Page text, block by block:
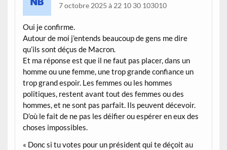
7 octobre 2025 à 22 10 30 103010
Oui je confirme.
Autour de moi j’entends beaucoup de gens me dire
qu’ils sont déçus de Macron.
Et ma réponse est que il ne faut pas placer, dans un
homme ou une femme, une trop grande confiance un
trop grand espoir. Les femmes ou les hommes
politiques, restent avant tout des femmes ou des
hommes, et ne sont pas parfait. Ils peuvent décevoir.
D’où le fait de ne pas les déifier ou espérer en eux des
choses impossibles.
« Donc si tu votes pour un président qui te déçoit au